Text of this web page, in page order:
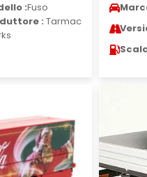
:Fuso
: Tarmac